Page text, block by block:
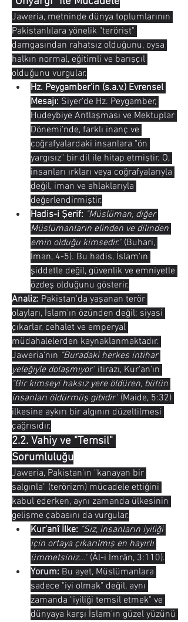
Jaweria, metninde dünya toplumlarının
Pakistanlılara yönelik "terörist"
damgasından rahatsız olduğunu, oysa
halkın normal, eğitimli ve barışçıl
olduğunu vurgular.
Hz. Peygamber'in (s.a.v.) Evrensel
Mesajı: Siyer'de Hz. Peygamber,
Hudeybiye Antlaşması ve Mektuplar
Dönemi'nde, farklı inanç ve
coğrafyalardaki insanlara "ön
yargısız" bir dil ile hitap etmiştir. O,
insanları ırkları veya coğrafyalarıyla
değil, iman ve ahlaklarıyla
değerlendirmiştir.
Hadis-i Şerif: "Müslüman, diğer
Müslümanların elinden ve dilinden
emin olduğu kimsedir." (Buhari,
İman, 4-5). Bu hadis, İslam'ın
şiddetle değil, güvenlik ve emniyetle
özdeş olduğunu gösterir.
Analiz: Pakistan'da yaşanan terör
olayları, İslam'ın özünden değil; siyasi
çıkarlar, cehalet ve emperyal
müdahalelerden kaynaklanmaktadır.
Jaweria'nın "Buradaki herkes intihar
yeleğiyle dolaşmıyor"
"Bir kimseyi haksız yere öldüren, bütün
insanları öldürmüş gibidir" (Maide, 5:32)
ilkesine aykırı bir algının düzeltilmesi
çağrısıdır.
2.2. Vahiy ve "Temsil"
Sorumluluğu
Jaweria, Pakistan'ın "kanayan bir
salgınla" (terörizm) mücadele ettiğini
kabul ederken, aynı zamanda ülkesinin
gelişme çabasını da vurgular.
Kur'anî İlke: "Siz, insanların iyiliği
için ortaya çıkarılmış en hayırlı
ümmetsiniz..." (Âl-i İmrân, 3:110).
Yorum: Bu ayet, Müslümanlara
sadece "iyi olmak" değil, aynı
zamanda "iyiliği temsil etmek" ve
dünyaya karşı İslam'ın güzel yüzünü